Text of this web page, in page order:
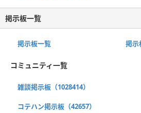
掲示板一覧
掲示板一覧 掲示
コミュニティ一覧
雑談掲示板（1028414）
コテハン掲示板（42657）